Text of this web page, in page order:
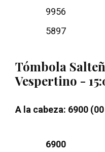
9956
5897
Tómbola
Vespertino -
A la cabeza: 6900
6900